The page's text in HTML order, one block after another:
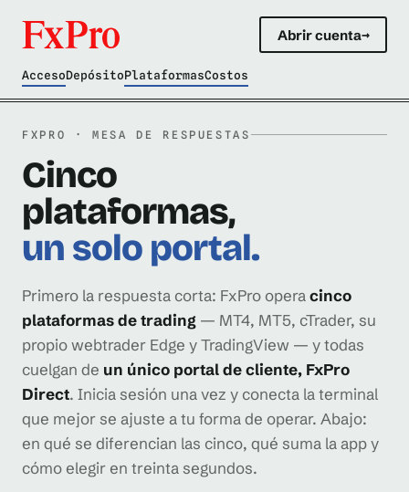
Abrir cuenta→
AccesoDepósitoPlataformasCostos
FXPRO · MESA DE RESPUESTAS
Cinco
plataformas,
un solo portal.
Primero la respuesta corta: FxPro opera cinco
plataformas de trading — MT4, MT5, cTrader, su
propio webtrader Edge y TradingView — y todas
cuelgan de un único portal de cliente, FxPro
Direct. Inicia sesión una vez y conecta la terminal
que mejor se ajuste a tu forma de operar. Abajo:
en qué se diferencian las cinco, qué suma la app y
cómo elegir en treinta segundos.